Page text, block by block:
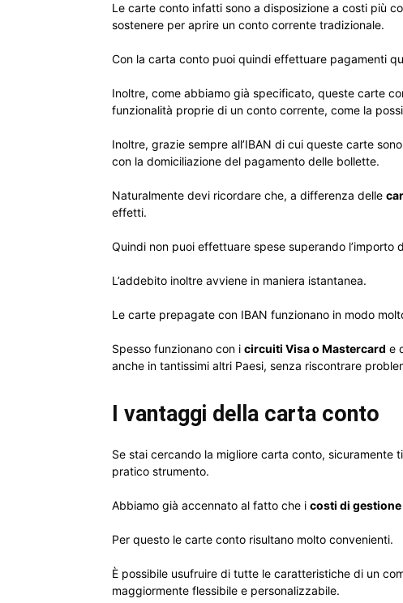
Le carte conto infatti sono a disposizione a costi più
sostenere per aprire un conto corrente tradizionale.
Con la carta conto puoi quindi effettuare pagamenti
Inoltre, come abbiamo già specificato, queste carte
funzionalità proprie di un conto corrente, come la
Inoltre, grazie sempre all’IBAN di cui queste carte
con la domiciliazione del pagamento delle bollette.
Naturalmente devi ricordare che, a differenza delle
effetti.
Quindi non puoi effettuare spese superando
L’addebito inoltre avviene in maniera istantanea.
Le carte prepagate con IBAN funzionano in modo
Spesso funzionano con i circuiti Visa o Mastercard e
anche in tantissimi altri Paesi, senza riscontrare
I vantaggi della carta conto
Se stai cercando la migliore carta conto,
pratico strumento.
Abbiamo già accennato al fatto che i costi di gestione
Per questo le carte conto risultano molto convenienti.
È possibile usufruire di tutte le caratteristiche di un
maggiormente flessibile e personalizzabile.